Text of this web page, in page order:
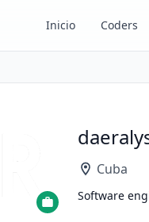
Inicio Coders
Cuba
Software